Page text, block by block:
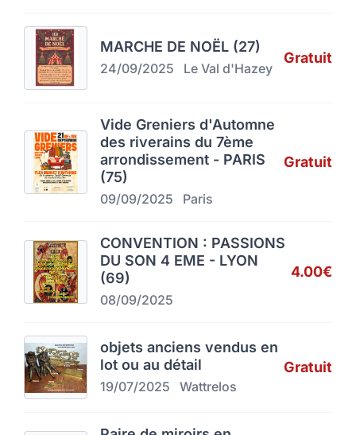
MARCHE DE NOËL (27)
24/09/2025 Le Val d'Hazey
Gratuit
Vide Greniers d'Automne
des riverains du 7ème
arrondissement - PARIS
(75)
09/09/2025 Paris
Gratuit
CONVENTION : PASSIONS
DU SON 4 EME - LYON
(69)
08/09/2025
4.00€
objets anciens vendus en
lot ou au détail
19/07/2025 Wattrelos
Gratuit